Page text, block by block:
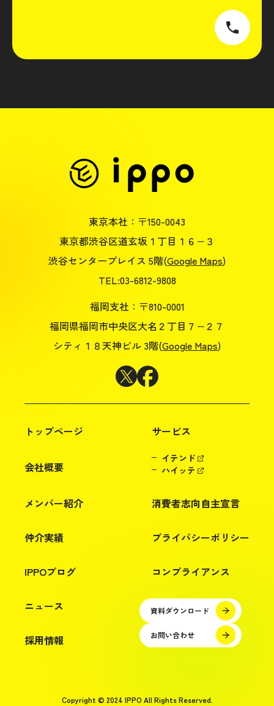
東京本社：〒150-0043
東京都渋谷区道玄坂１丁目１６−３
渋谷センタープレイス 5階(Google Maps)
TEL:03-6812-9808
福岡支社：〒810-0001
福岡県福岡市中央区大名２丁目７−２７
シティ１８天神ビル 3階(Google Maps)
トップページ
会社概要
メンバー紹介
仲介実績
IPPOブログ
ニュース
採用情報
サービス
イテンド
ハイッテ
消費者志向自主宣言
プライバシーポリシー
コンプライアンス
資料ダウンロード
お問い合わせ
Copyright © 2024 IPPO All Rights Reserved.